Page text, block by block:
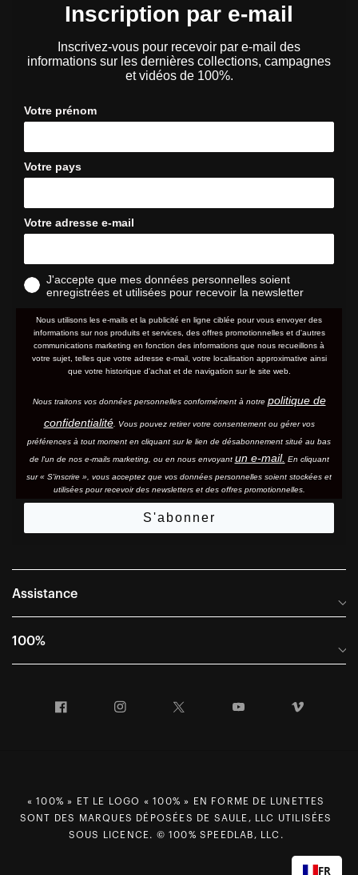
Inscription par e-mail
Inscrivez-vous pour recevoir par e-mail des
informations sur les dernières collections, campagnes
et vidéos de 100%.
Votre prénom
Votre pays
Votre adresse e-mail
J'accepte que mes données personnelles soient
enregistrées et utilisées pour recevoir la newsletter
Nous utilisons les e-mails et la publicité en ligne ciblée pour vous envoyer des
informations sur nos produits et services, des offres promotionnelles et d'autres
communications marketing en fonction des informations que nous recueillons à
votre sujet, telles que votre adresse e-mail, votre localisation approximative ainsi
que votre historique d'achat et de navigation sur le site web.
Nous traitons vos données personnelles conformément à notre politique de
confidentialité. Vous pouvez retirer votre consentement ou gérer vos
préférences à tout moment en cliquant sur le lien de désabonnement situé au bas
de l'un de nos e-mails marketing, ou en nous envoyant un e-mail. En cliquant
sur « S'inscrire », vous acceptez que vos données personnelles soient stockées et
utilisées pour recevoir des newsletters et des offres promotionnelles.
S'abonner
Assistance
Foire aux questions
Conditions générales de vente
100%
Informations sur l'entreprise
du RGPD
Facebook Instagram YouTube
« 100% » ET LE LOGO « 100% » EN FORME DE LUNETTES
SONT DES MARQUES DÉPOSÉES DE SAULE, LLC UTILISÉES
SOUS LICENCE. © 100% SPEEDLAB, LLC.
FR